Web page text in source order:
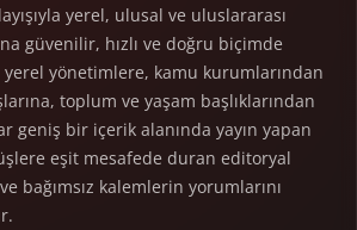
yerel, ulusal ve uluslararası
güvenilir, hızlı ve doğru biçimde
yerel yönetimlere, kamu kurumlarından
toplum ve yaşam başlıklarından
geniş bir içerik alanında yayın yapan
eşit mesafede duran editoryal
bağımsız kalemlerin yorumlarını